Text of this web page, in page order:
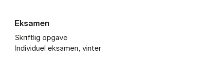
Eksamen
Skriftlig opgave
Individuel eksamen, vinter